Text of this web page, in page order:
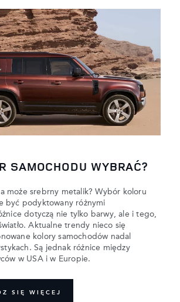
SAMOCHODU WYBRAĆ?
a może srebrny metalik? Wybór koloru
być podyktowany różnymi
dotyczą nie tylko barwy, ale i tego,
Aktualne trendy nieco się
kolory samochodów nadal
Są jednak różnice między
w USA i w Europie.
SIĘ WIĘCEJ